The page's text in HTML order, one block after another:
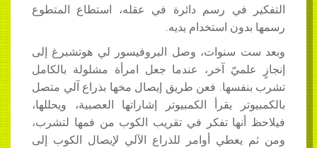
التفكير في رسم دائرة في عقله، استطاع المتطوع
رسمها بدون استخدام يديه.
وبعد ست سنوات، وصل البروفيسور لي هوتشبرغ إلى
إنجازٍ علميّ آخر، عندما جعل امرأة مشلولة بالكامل
تشرب بنفسها. فعن طريق إيصال مخها بذراع آلي متصل
بالكمبيوتر يقرأ الكمبيوتر إشاراتها العصبية، ويحللها،
فيلاحظ أنها تفكر في تقريب الكوب من فمها لتشرب،
ومن ثم يعطي أوامر للذراع الآلي لإيصال الكوب إلى